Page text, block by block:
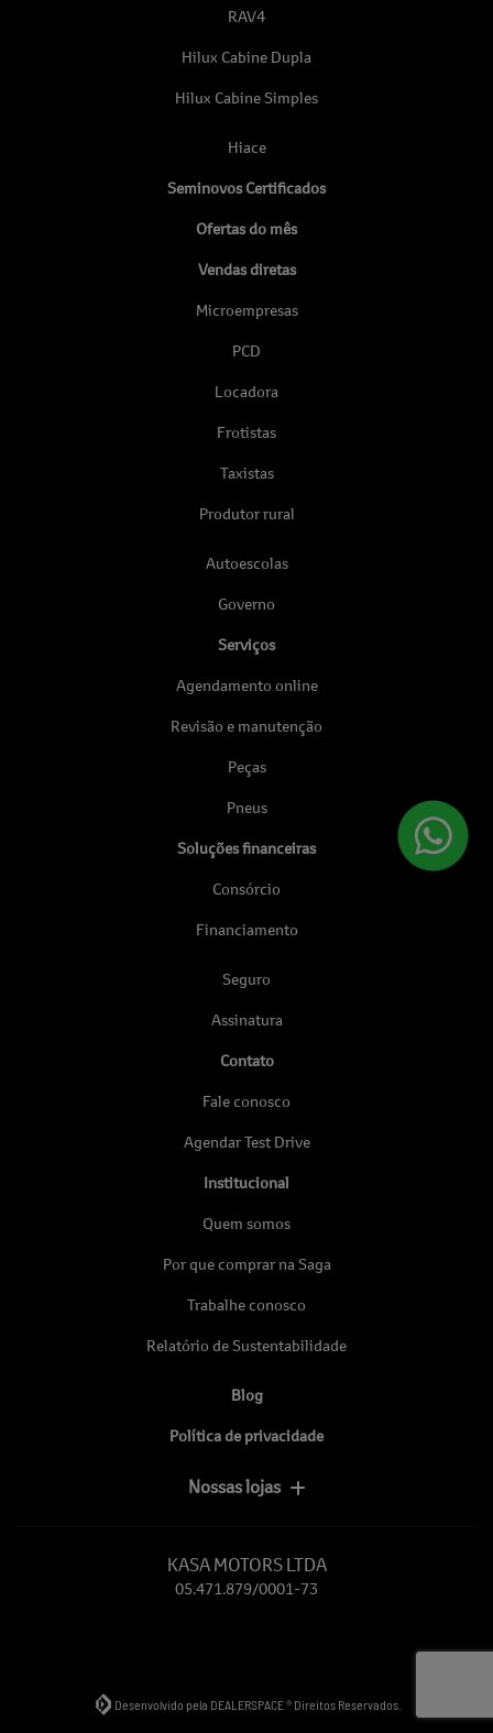
RAV4
Hilux Cabine Dupla
Hilux Cabine Simples
Hiace
Seminovos Certificados
Ofertas do mês
Vendas diretas
Microempresas
PCD
Locadora
Frotistas
Taxistas
Produtor rural
Autoescolas
Governo
Serviços
Agendamento online
Revisão e manutenção
Peças
Pneus
Soluções financeiras
Consórcio
Financiamento
Seguro
Assinatura
Contato
Fale conosco
Agendar Test Drive
Institucional
Quem somos
Por que comprar na Saga
Trabalhe conosco
Relatório de Sustentabilidade
Blog
Política de privacidade
Nossas lojas
KASA MOTORS LTDA
05.471.879/0001-73
Desenvolvido pela DEALERSPACE ® Direitos Reservados.